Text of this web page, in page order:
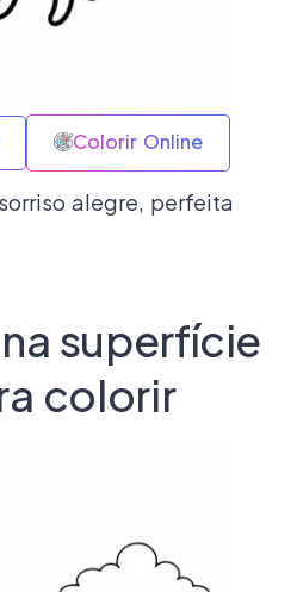
Colorir Online
alegre, perfeita
superfície
colorir